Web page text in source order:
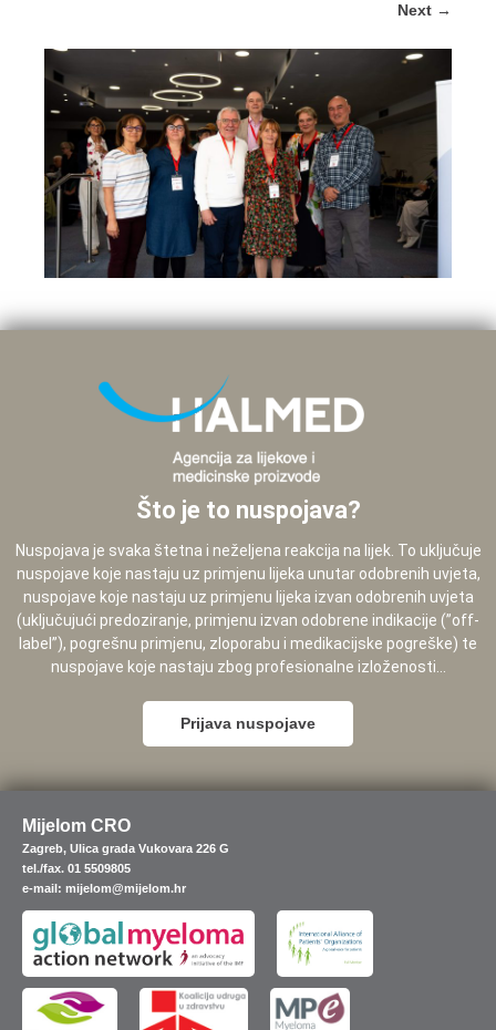
Next →
Što je to nuspojava?
Nuspojava je svaka štetna i neželjena reakcija na lijek. To uključuje
nuspojave koje nastaju uz primjenu lijeka unutar odobrenih uvjeta,
nuspojave koje nastaju uz primjenu lijeka izvan odobrenih uvjeta
(uključujući predoziranje, primjenu izvan odobrene indikacije (”off-
label”), pogrešnu primjenu, zloporabu i medikacijske pogreške) te
nuspojave koje nastaju zbog profesionalne izloženosti...
Prijava nuspojave
Mijelom CRO
Zagreb, Ulica grada Vukovara 226 G
tel./fax. 01 5509805
e-mail: mijelom@mijelom.hr